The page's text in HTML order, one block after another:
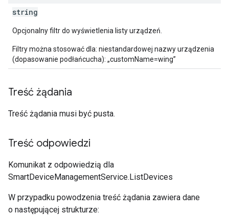
string
Opcjonalny filtr do wyświetlenia listy urządzeń.
Filtry można stosować dla: niestandardowej nazwy urządzenia
(dopasowanie podłańcucha): „customName=wing”
Treść żądania
Treść żądania musi być pusta.
Treść odpowiedzi
Komunikat z odpowiedzią dla
SmartDeviceManagementService.ListDevices
W przypadku powodzenia treść żądania zawiera dane
o następującej strukturze: